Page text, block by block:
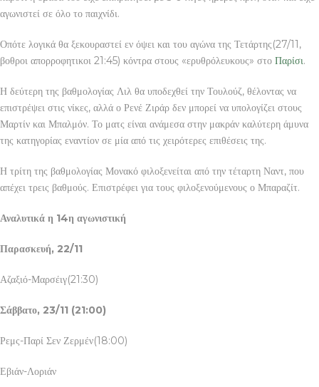
αγωνιστεί σε όλο το παιχνίδι.
Οπότε λογικά θα ξεκουραστεί εν όψει και του αγώνα της Τετάρτης(27/11,
βοθροι απορροφητικοι 21:45) κόντρα στους «ερυθρόλευκους» στο Παρίσι.
Η δεύτερη της βαθμολογίας Λιλ θα υποδεχθεί την Τουλούζ, θέλοντας να
επιστρέψει στις νίκες, αλλά ο Ρενέ Ζιράρ δεν μπορεί να υπολογίζει στους
Μαρτίν και Μπαλμόν. Το ματς είναι ανάμεσα στην μακράν καλύτερη άμυνα
της κατηγορίας εναντίον σε μία από τις χειρότερες επιθέσεις της.
Η τρίτη της βαθμολογίας Μονακό φιλοξενείται από την τέταρτη Ναντ, που
απέχει τρεις βαθμούς. Επιστρέφει για τους φιλοξενούμενους ο Μπαραζίτ.
Αναλυτικά η 14η αγωνιστική
Παρασκευή, 22/11
Αζαξιό-Μαρσέιγ(21:30)
Σάββατο, 23/11 (21:00)
Ρεμς-Παρί Σεν Ζερμέν(18:00)
Εβιάν-Λοριάν